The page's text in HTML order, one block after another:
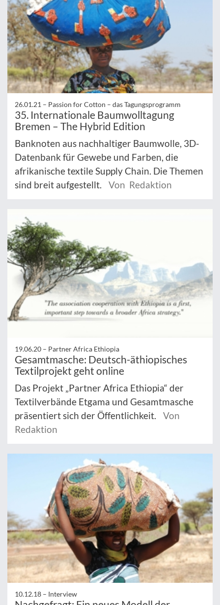
26.01.21 – Passion for Cotton – das Tagungsprogramm
35. Internationale Baumwolltagung
Bremen – The Hybrid Edition
Banknoten aus nachhaltiger Baumwolle, 3D-
Datenbank für Gewebe und Farben, die
afrikanische textile Supply Chain. Die Themen
sind breit aufgestellt.
Von Redaktion
19.06.20 – Partner Africa Ethiopia
Gesamtmasche: Deutsch-äthiopisches
Textilprojekt geht online
Das Projekt „Partner Africa Ethiopia“ der
Textilverbände Etgama und Gesamtmasche
präsentiert sich der Öffentlichkeit.
Von
Redaktion
10.12.18 – Interview